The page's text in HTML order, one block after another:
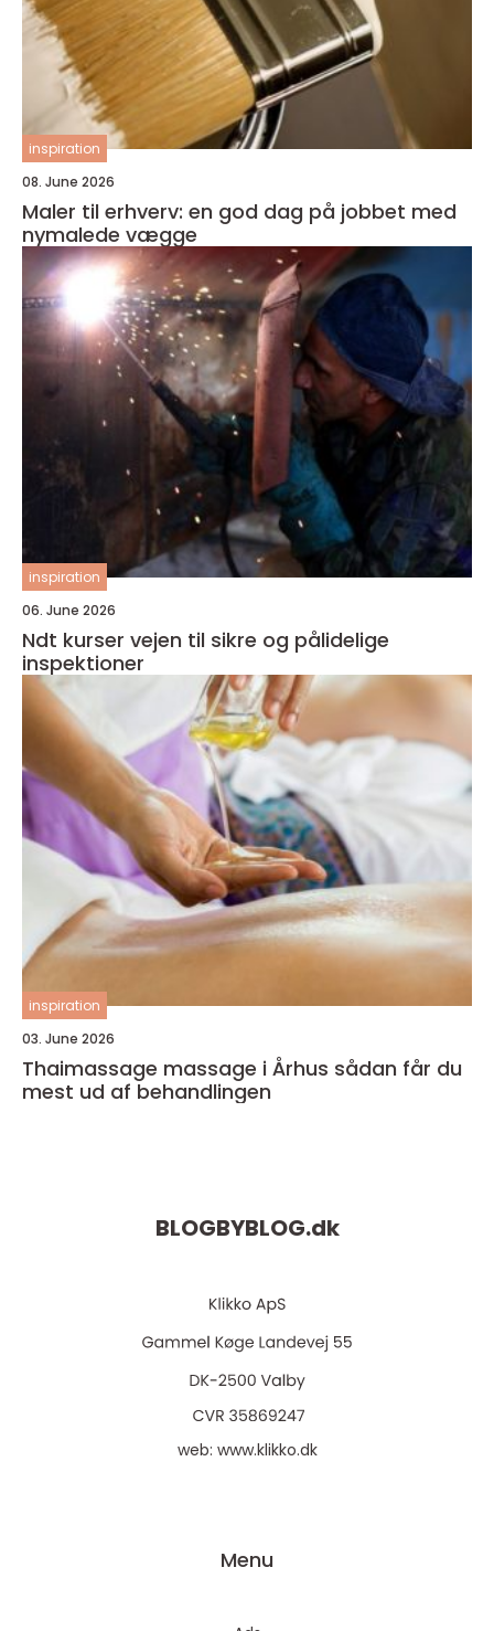
inspiration
08. June 2026
Maler til erhverv: en god dag på jobbet med
nymalede vægge
inspiration
06. June 2026
Ndt kurser vejen til sikre og pålidelige
inspektioner
inspiration
03. June 2026
Thaimassage massage i Århus sådan får du
mest ud af behandlingen
BLOGBYBLOG.dk
web: www.klikko.dk
Menu